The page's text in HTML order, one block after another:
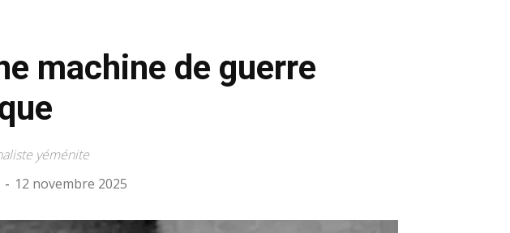
machine de guerre
yéménite
- 12 novembre 2025